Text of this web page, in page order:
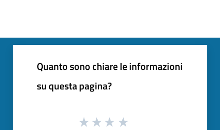
Quanto sono chiare le informazioni
su questa pagina?